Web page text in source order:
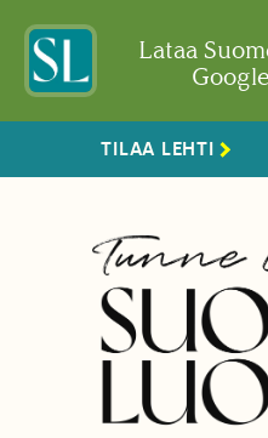
Lataa
TILAA LEHTI